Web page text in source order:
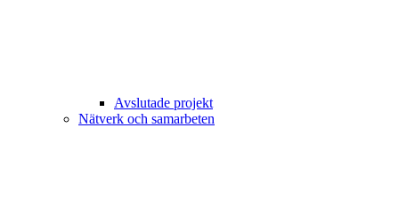
Avslutade projekt
Nätverk och samarbeten